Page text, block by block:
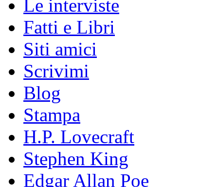
Le interviste
Fatti e Libri
Siti amici
Scrivimi
Blog
Stampa
H.P. Lovecraft
Stephen King
Edgar Allan Poe